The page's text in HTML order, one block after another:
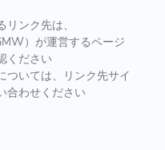
ンク先は、
）が運営するページ
ください
ついては、リンク先サイ
合わせください